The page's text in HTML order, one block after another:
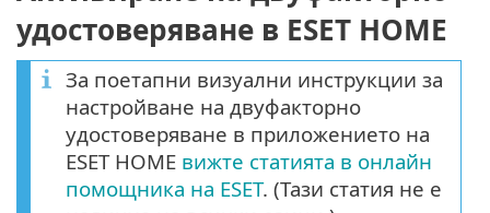
удостоверяване в ESET HOME
За поетапни визуални инструкции за
настройване на двуфакторно
удостоверяване в приложението на
ESET HOME вижте статията в онлайн
помощника на ESET. (Тази статия не е